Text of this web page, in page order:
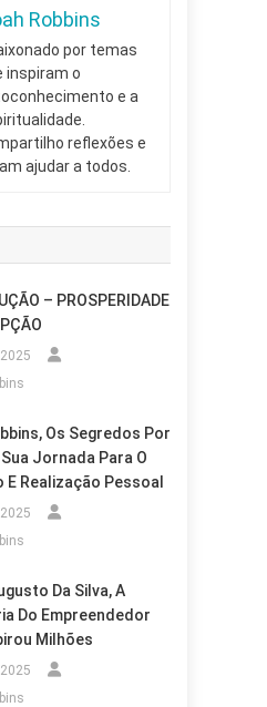
Robbins
por temas
inspiram o
e a
reflexões e
ajudar a todos.
Jornada Para O
E Realização Pessoal
Do Empreendedor
Milhões